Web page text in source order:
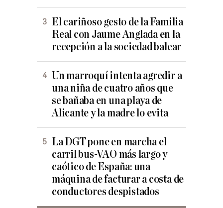
El cariñoso gesto de la Familia
Real con Jaume Anglada en la
recepción a la sociedad balear
Un marroquí intenta agredir a
una niña de cuatro años que
se bañaba en una playa de
Alicante y la madre lo evita
La DGT pone en marcha el
carril bus-VAO más largo y
caótico de España: una
máquina de facturar a costa de
conductores despistados